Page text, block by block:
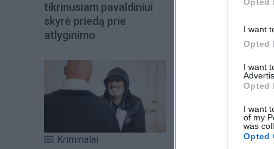
I want
Opted
I want
Opted
I want
of my
was
Opted
tikrinusiam pavaldiniui
skyrė priedą prie
atlyginimo
Kriminalai